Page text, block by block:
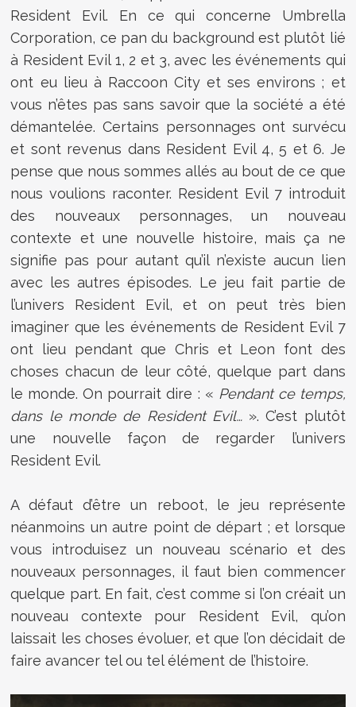
Resident Evil. En ce qui concerne Umbrella
Corporation, ce pan du background est plutôt lié
à Resident Evil 1, 2 et 3, avec les événements qui
ont eu lieu à Raccoon City et ses environs ; et
vous n’êtes pas sans savoir que la société a été
démantelée. Certains personnages ont survécu
et sont revenus dans Resident Evil 4, 5 et 6. Je
pense que nous sommes allés au bout de ce que
nous voulions raconter. Resident Evil 7 introduit
des nouveaux personnages, un nouveau
contexte et une nouvelle histoire, mais ça ne
signifie pas pour autant qu’il n’existe aucun lien
avec les autres épisodes. Le jeu fait partie de
l’univers Resident Evil, et on peut très bien
imaginer que les événements de Resident Evil 7
ont lieu pendant que Chris et Leon font des
choses chacun de leur côté, quelque part dans
le monde. On pourrait dire : « Pendant ce temps,
dans le monde de Resident Evil…». C’est plutôt
une nouvelle façon de regarder l’univers
Resident Evil.
A défaut d’être un reboot, le jeu représente
néanmoins un autre point de départ ; et lorsque
vous introduisez un nouveau scénario et des
nouveaux personnages, il faut bien commencer
quelque part. En fait, c’est comme si l’on créait un
nouveau contexte pour Resident Evil, qu’on
laissait les choses évoluer, et que l’on décidait de
faire avancer tel ou tel élément de l’histoire.